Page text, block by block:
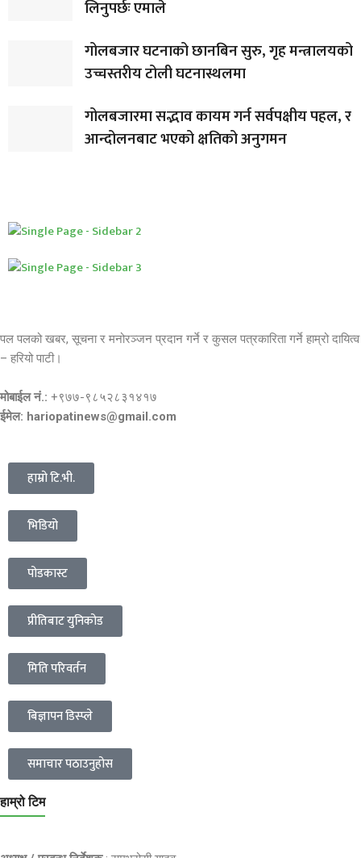
लिनुपर्छः एमाले
गोलबजार घटनाको छानबिन सुरु, गृह मन्त्रालयको
उच्चस्तरीय टोली घटनास्थलमा
गोलबजारमा सद्भाव कायम गर्न सर्वपक्षीय पहल, र
आन्दोलनबाट भएको क्षतिको अनुगमन
पल पलको खबर, सूचना र मनोरञ्जन प्रदान गर्ने र कुसल पत्रकारिता गर्ने हाम्रो दायित्व
– हरियो पाटी।
मोबाईल नं.: +९७७-९८५२८३१४१७
ईमेल: hariopatinews@gmail.com
हाम्रो टि.भी.
भिडियो
पोडकास्ट
प्रीतिबाट युनिकोड
मिति परिवर्तन
बिज्ञापन डिस्प्ले
समाचार पठाउनुहोस
हाम्रो टिम